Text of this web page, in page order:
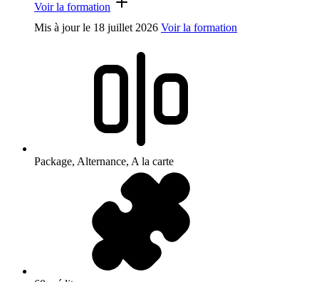
Voir la formation
Mis à jour le 18 juillet 2026 Voir la formation
Package, Alternance, A la carte